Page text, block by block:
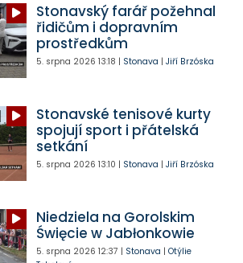
Stonavský farář požehnal
řidičům i dopravním
prostředkům
5. srpna 2026 13:18 | Stonava | Jiří Brzóska
Stonavské tenisové kurty
spojují sport i přátelská
setkání
5. srpna 2026 13:10 | Stonava | Jiří Brzóska
Niedziela na Gorolskim
Święcie w Jabłonkowie
5. srpna 2026 12:37 | Stonava | Otýlie